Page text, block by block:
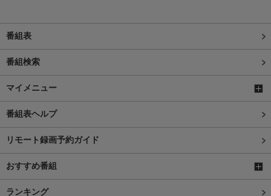
番組表
番組検索
マイメニュー
番組表ヘルプ
リモート録画予約ガイド
おすすめ番組
ランキング